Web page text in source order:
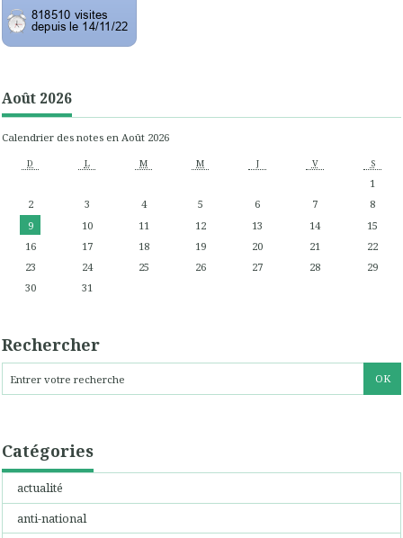
Août 2026
Calendrier des notes en Août 2026
D L M M J V S
1
2
3 4 5 6 7
8
9
10 11 12 13 14
15
16
17 18 19 20 21
22
23
24 25 26 27 28
29
30
31
Rechercher
Catégories
actualité
anti-national